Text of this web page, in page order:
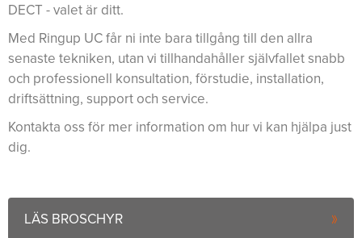
DECT - valet är ditt.
Med Ringup UC får ni inte bara tillgång till den allra
senaste tekniken, utan vi tillhandahåller självfallet snabb
och professionell konsultation, förstudie, installation,
driftsättning, support och service.
Kontakta oss för mer information om hur vi kan hjälpa just
dig.
LÄS BROSCHYR